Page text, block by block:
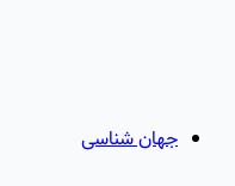
جهان شناسی